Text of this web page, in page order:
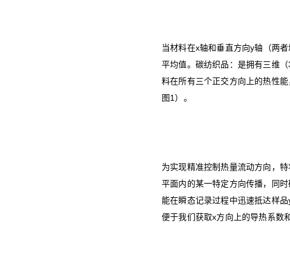
当材料在x轴和垂直方向y轴（两
平均值。碳纺织品‌：是拥有三维
料在所有三个正交方向上的热性
图1）。
为实现精准控制热量流动方向，
平面内的某一特定方向传播，同
能在瞬态记录过程中迅速抵达样
便于我们获取x方向上的导热系数